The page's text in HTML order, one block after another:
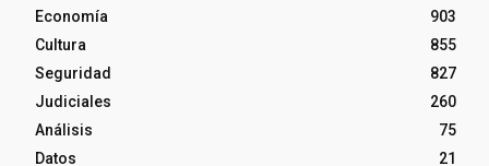
Economía
903
Cultura
855
Seguridad
827
Judiciales
260
Análisis
75
Datos
21